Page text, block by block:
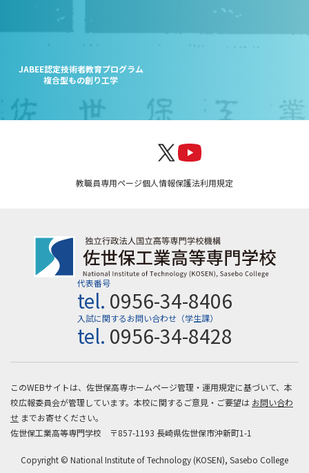
JABEE認定技術者教育プログラム
複合型もの創り工学
教職員専用ページ個人情報保護法利用規定
代表番号
tel. 0956-34-8406
入試に関するお問い合わせ（学生課）
tel. 0956-34-8428
このWEBサイトは、佐世保高専ホームページ管理・運用規定に基づいて、本
校広報委員会が管理しています。本校に関するご意見・ご要望は お問い合わ
せ までお寄せください。
佐世保工業高等専門学校 〒857-1193 長崎県佐世保市沖新町1-1
Copyright © National Institute of Technology (KOSEN), Sasebo College